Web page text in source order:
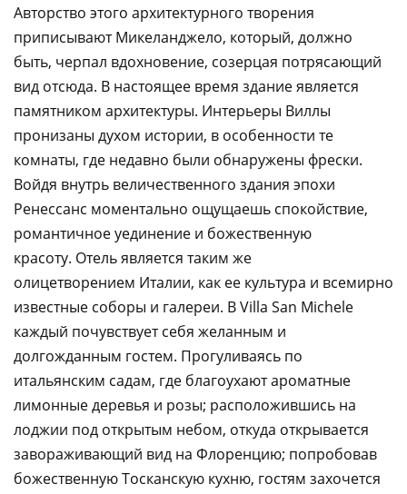
Авторство этого архитектурного творения
приписывают Микеланджело, который, должно
быть, черпал вдохновение, созерцая потрясающий
вид отсюда. В настоящее время здание является
памятником архитектуры. Интерьеры Виллы
пронизаны духом истории, в особенности те
комнаты, где недавно были обнаружены фрески.
Войдя внутрь величественного здания эпохи
Ренессанс моментально ощущаешь спокойствие,
романтичное уединение и божественную
красоту. Отель является таким же
олицетворением Италии, как ее культура и всемирно
известные соборы и галереи. В Villa San Michele
каждый почувствует себя желанным и
долгожданным гостем. Прогуливаясь по
итальянским садам, где благоухают ароматные
лимонные деревья и розы; расположившись на
лоджии под открытым небом, откуда открывается
завораживающий вид на Флоренцию; попробовав
божественную Тосканскую кухню, гостям захочется